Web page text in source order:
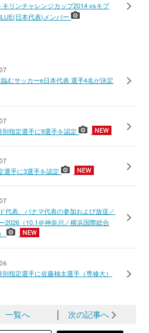
リンチャレンジカップ2014 vsキプ
日本代表)メンバー
むサッカーe日本代表 選手4名が決定
別指定選手に9選手を認定
選手に3選手を認定
代表、パナマ代表の参加および放送／
（10.1＠神奈川／横浜国際総合
指定選手に佐藤柚太選手（専修大）
一覧へ 次の記事へ